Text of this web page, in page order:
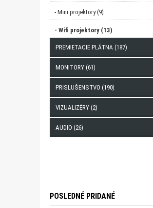
- Mini projektory (9)
- Wifi projektory (13)
PREMIETACIE PLÁTNA (187)
MONITORY (61)
PRISLUŠENSTVO (190)
VIZUALIZÉRY (2)
AUDIO (26)
POSLEDNÉ PRIDANÉ